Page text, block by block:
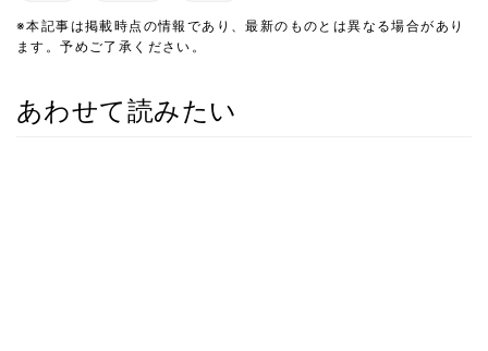
※本記事は掲載時点の情報であり、最新のものとは異なる場合があり
ます。予めご了承ください。
あわせて読みたい